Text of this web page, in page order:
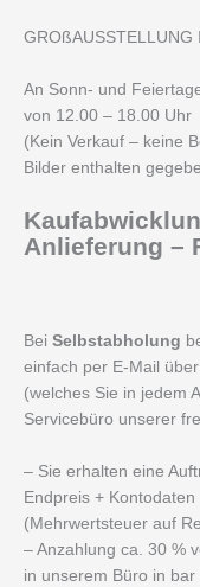
GROßAUSSTELLUNG
An Sonn- und
von 12.00 – 18.00 Uhr
(Kein Verkauf – keine
Bilder enthalten
Anlieferung –
Bei Selbstabholung
einfach per E-Mail
(welches Sie in jedem
Servicebüro unserer
– Sie erhalten eine
Endpreis + Kontodaten
(Mehrwertsteuer auf
– Anzahlung ca. 30 %
in unserem Büro in bar